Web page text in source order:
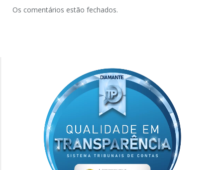
Os comentários estão fechados.